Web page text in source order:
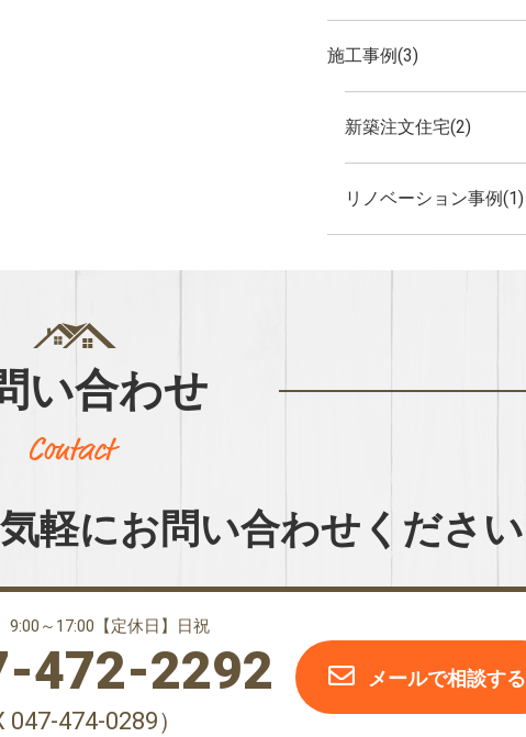
施工事例(3)
新築注文住宅(2)
リノベーション事例(1)
い合わせ
軽にお問い合わせください
9:00～17:00【定休日】日祝
472-2292
047-474-0289）
メールで相談する